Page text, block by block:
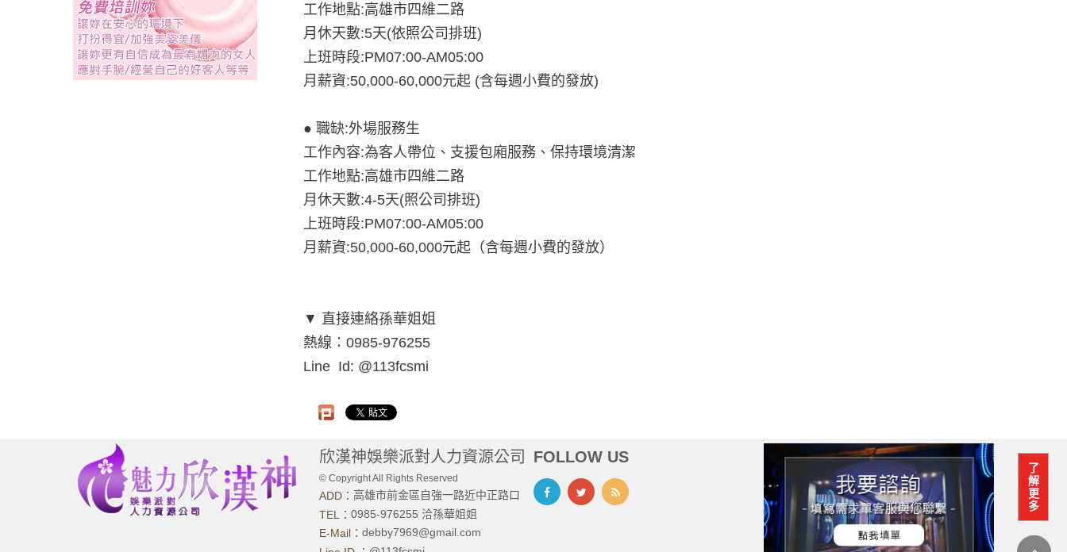
工作地點:高雄市四維二路
月休天數:5天(依照公司排班)
上班時段:PM07:00-AM05:00
月薪資:50,000-60,000元起 (含每週小費的發放)
● 職缺:外場服務生
工作內容:為客人帶位、支援包廂服務、保持環境清潔
工作地點:高雄市四維二路
月休天數:4-5天(照公司排班)
上班時段:PM07:00-AM05:00
月薪資:50,000-60,000元起（含每週小費的發放）
▼ 直接連絡孫華姐姐
熱線：0985-976255
Line Id: @113fcsmi
了
解
更
多
欣漢神娛樂派對人力資源公司
© Copyright All Rights Reserved
ADD： 高雄市前金區自強一路近中正路口
TEL： 0985-976255 洽孫華姐姐
E-Mail： debby7969@gmail.com
FOLLOW US